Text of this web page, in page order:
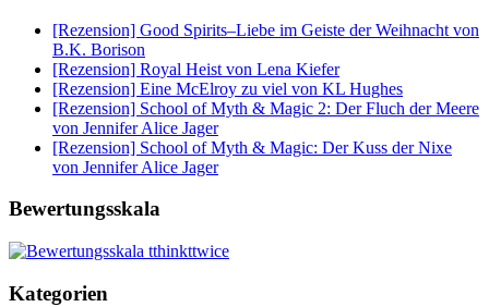
[Rezension] Good Spirits–Liebe im Geiste der Weihnacht von
B.K. Borison
[Rezension] Royal Heist von Lena Kiefer
[Rezension] Eine McElroy zu viel von KL Hughes
[Rezension] School of Myth & Magic 2: Der Fluch der Meere
von Jennifer Alice Jager
[Rezension] School of Myth & Magic: Der Kuss der Nixe
von Jennifer Alice Jager
Bewertungsskala
Kategorien